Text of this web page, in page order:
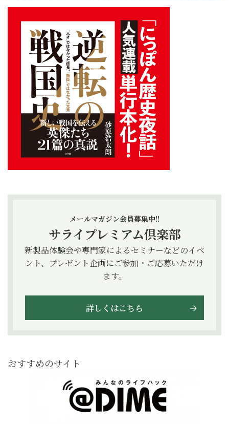
メールマガジン会員募集中!!
サライプレミアム倶楽部
新製品体験会や専門家によるセミナーなどのイベ
ント、プレゼント企画にご参加・ご応募いただけ
ます。
詳しくはこちら
おすすめのサイト